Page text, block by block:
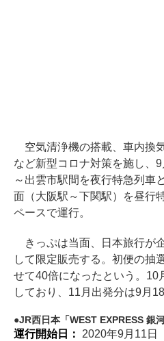
空気清浄機の搭載、車内換
など新型コロナ対策を施し、
～出雲市駅間を夜行特急列車
面（大阪駅～下関駅）を昼行
ペースで運行。
きっぷは当面、日本旅行が
して限定販売する。初便の抽
せて40倍になったという。10
しており、11月出発分は9月
JR西日本「WEST EXPRESS 銀河
運行開始日： 2020年9月11日